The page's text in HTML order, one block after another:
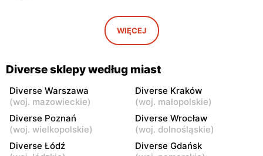
Diverse
Grójec, ul. Armii Krajowej
50
Diverse
Żyrardów, ul. Mały Rynek 7
Diverse
Sowińskiego 66
Diverse
Warka, ul. Senatorska 5B
Diverse
Pułtusk, ul. Jana Pawła II 6a
Diverse Diverse
WIĘCEJ
Diverse sklepy według miast
Diverse Warszawa
(woj. mazowieckie)
Diverse Kraków
(woj. małopolskie)
Diverse Poznań
(woj. wielkopolskie)
Diverse Wrocław
(woj. dolnośląskie)
Diverse Łódź
Diverse Gdańsk